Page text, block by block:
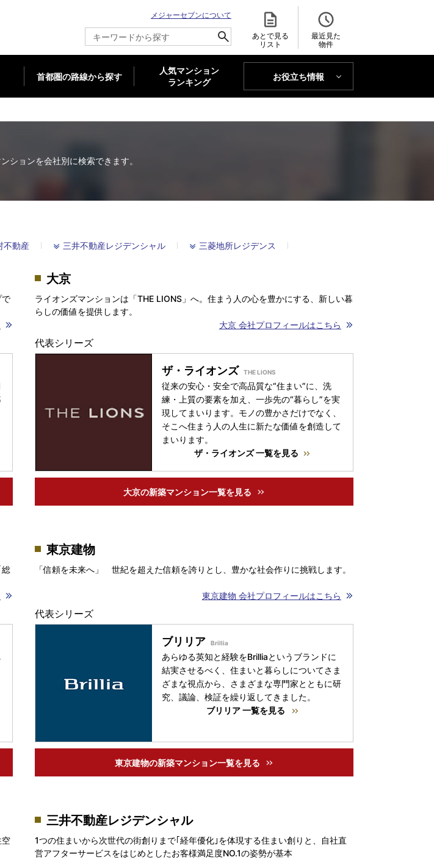
メジャーセブンについて
あとで見る
リスト
最近見た
物件
首都圏の路線から探す
人気マンション
ランキング
お役立ち情報
MAJOR'S BLOG
ションを会社別に検索できます。
不動産 三井不動産レジデンシャル 三菱地所レジデンス
で
大京
ライオンズマンションは「THE LIONS」へ。住まう人の心を豊かにする、新しい暮
らしの価値を提供します。
大京 会社プロフィールはこちら
代表シリーズ
ザ・ライオンズ
従来の安心・安全で高品質な“住まい”に、洗
練・上質の要素を加え、一歩先の“暮らし”を実
現してまいります。モノの豊かさだけでなく、
そこへ住まう人の人生に新たな価値を創造して
まいります。
ザ・ライオンズ 一覧を見る
大京の新築マンション一覧を見る
総
東京建物
「信頼を未来へ」 世紀を超えた信頼を誇りとし、豊かな社会作りに挑戦します。
東京建物 会社プロフィールはこちら
代表シリーズ
ブリリア
あらゆる英知と経験をBrilliaというブランドに
結実させるべく、住まいと暮らしについてさま
ざまな視点から、さまざまな専門家とともに研
究、議論、検証を繰り返してきました。
ブリリア 一覧を見る
東京建物の新築マンション一覧を見る
空
三井不動産レジデンシャル
1つの住まいから次世代の街創りまで｢経年優化｣を体現する住まい創りと、自社直
営アフターサービスをはじめとしたお客様満足度NO.1の姿勢が基本